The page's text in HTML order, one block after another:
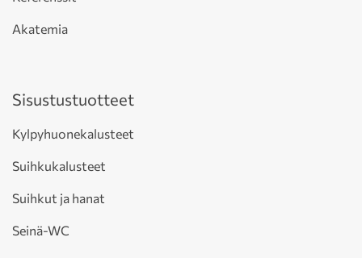
Akatemia
Sisustustuotteet
Kylpyhuonekalusteet
Suihkukalusteet
Suihkut ja hanat
Seinä-WC